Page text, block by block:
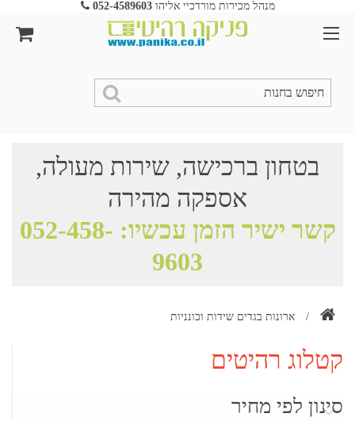
מנהל מכירות מורדכיי אליהו052-4589603
בטחון ברכישה, שירות מעולה,
אספקה מהירה
קשר ישיר הזמן עכשיו: 052-458-
9603
/ ארונות בגדים שידות וכונניות
קטלוג רהיטים
סינון לפי מחיר